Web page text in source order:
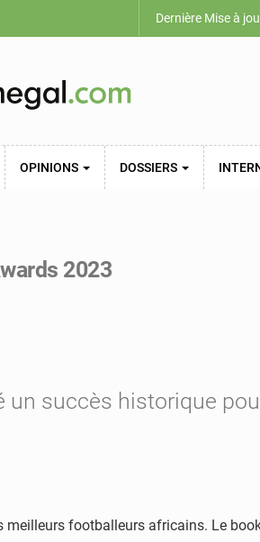
Dernière Mise à
OPINIONS DOSSIERS
2023
un succès historique
meilleurs footballeurs africains. Le